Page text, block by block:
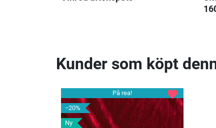
Kunder som köpt
På rea!
−20%
Ny
favorite